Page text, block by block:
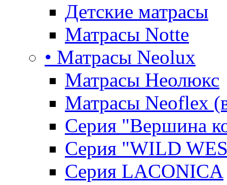
Детские матрасы
Матрасы Notte
• Матрасы Neolux
Матрасы Неолюкс
Матрасы Neoflex
Серия "Вершина
Серия "WILD
Серия LACONICA